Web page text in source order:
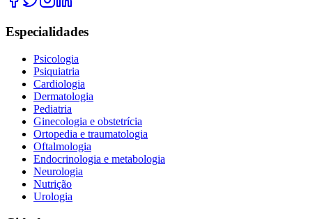
Especialidades
Psicologia
Psiquiatria
Cardiologia
Dermatologia
Pediatria
Ginecologia e obstetrícia
Ortopedia e traumatologia
Oftalmologia
Endocrinologia e metabologia
Neurologia
Nutrição
Urologia